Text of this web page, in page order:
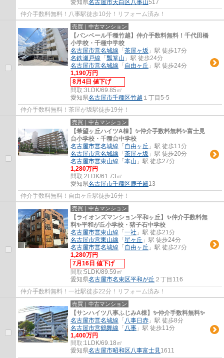
愛知県名古屋市天白区八事山517
仲介手数料無料！八事駅徒歩10分！リフォーム済み！
売買｜中古マンション
【バンベール千種竹越】仲介手数料無料！千代田橋
小学校・千種中学校
名古屋市営名城線 「 茶屋ヶ坂 」駅 徒歩17分
名鉄瀬戸線 「 瓢箪山 」駅 徒歩24分
名古屋市営名城線 「 自由ヶ丘 」駅 徒歩24分
1,190万円
8月4日 値下げ
間取:3LDK/69.85㎡
愛知県名古屋市千種区竹越 １丁目5-5
仲介手数料無料！茶屋が坂駅徒歩19分！
売買｜中古マンション
【希望ヶ丘ハイツA棟】✨️仲介手数料無料✨️富士見
台小学校・千種台中学校
名古屋市営名城線 「 自由ヶ丘 」駅 徒歩11分
名古屋市営名城線 「 茶屋ヶ坂 」駅 徒歩20分
名古屋市営東山線 「 本山 」駅 徒歩27分
1,280万円
間取:2LDK/61.73㎡
愛知県名古屋市千種区鹿子殿13
仲介手数料無料！自由ヶ丘駅徒歩16分！
売買｜中古マンション
【ライオンズマンション平和ヶ丘】✨️仲介手数料無
料✨️平和が丘小学校・猪子石中学校
名古屋市営東山線 「 一社 」駅 徒歩21分
名古屋市営東山線 「 星ヶ丘 」駅 徒歩24分
名古屋市営名城線 「 自由ヶ丘 」駅 徒歩27分
1,280万円
7月16日 値下げ
間取:5LDK/89.59㎡
愛知県名古屋市名東区平和が丘 ２丁目116
仲介手数料無料！一社駅徒歩22分！リフォーム済み！
売買｜中古マンション
【サンハイツ八事ふじみA棟】✨️仲介手数料無料✨️
名古屋市営名城線 「 八事日赤 」駅 徒歩8分
名古屋市営鶴舞線 「 八事 」駅 徒歩11分
1,400万円
間取:1LDK/69.18㎡
愛知県名古屋市昭和区八事富士見1611